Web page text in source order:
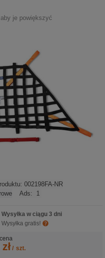
je powiększyć
002198FA-NR
Ads: 1
Wysyłka w ciągu 3 dni
Wysyłka gratis!
/ szt.